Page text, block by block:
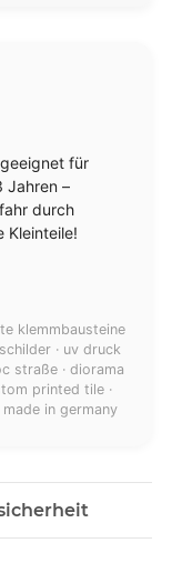
für
Jahren –
durch
Kleinteile!
klemmbausteine
· uv druck
straße · diorama
printed tile ·
in germany